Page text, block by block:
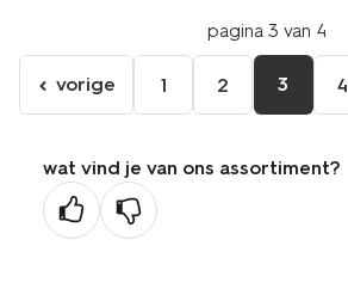
pagina 3 van 4
ga
naar
vorige
pagina
vorige 1 2 3 4
wat vind je van ons assortiment?